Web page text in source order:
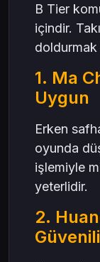
B Tier
içindir.
1. Ma
Uygun
Erken
oyunda
işlemiyle
yeterlidir.
2.